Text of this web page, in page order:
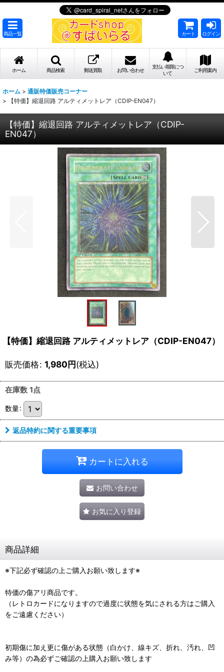
商品一覧 カート ログイン
ホーム 商品検索 郵送買取 お問い合わせ
支払い期限につ
いて
ご利用案内
ホーム > 通販特価販売コーナー
>
【特価】縮退回路 アルティメットレア（CDIP-EN047）
【特価】縮退回路 アルティメットレア（CDIP-
EN047）
【特価】縮退回路 アルティメットレア（CDIP-EN047）
販売価格: 1,980円(税込)
在庫数 1点
数量:
返品特約に関する重要事項
カートに入れる
お問い合わせ
お気に入り登録
商品詳細
※下記必ず確認の上ご購入お願い致します※
特価の傷アリ商品です。
（レトロカードになりますので過度に状態を気にされる方はご購入
をご遠慮ください）
初期傷に加え更に傷がある状態（白かけ、線キズ、折れ、汚れ、凹
み等）の為必ずご確認の上購入お願い致します